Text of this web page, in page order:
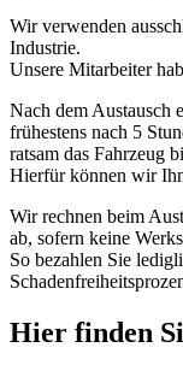
Wir verwenden
Industrie.
Unsere Mitarbeiter
Nach dem Austausch
frühestens nach 5
ratsam das Fahrzeug
Hierfür können wir
Wir rechnen beim
ab, sofern keine
So bezahlen Sie
Hier finden